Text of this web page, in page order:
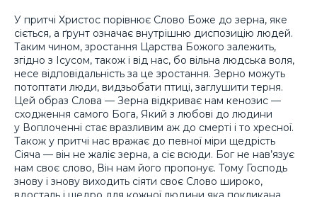
У притчі Христос порівнює Слово Боже до зерна, яке
сіється, а ґрунт означає внутрішню диспозицію людей.
Таким чином, зростання Царства Божого залежить,
згідно з Ісусом, також і від нас, бо вільна людська воля,
несе відповідальність за це зростання. Зерно можуть
потоптати люди, видзьобати птиці, заглушити терня.
Цей образ Слова — Зерна відкриває нам кенозис —
сходження самого Бога, Який з любові до людини
у Воплоченні стає вразливим аж до смерті і то хресної.
Також у притчі нас вражає до певної міри щедрість
Сіяча — він не жаліє зерна, а сіє всюди. Бог не нав’язує
нам своє слово, Він нам його пропонує. Тому Господь
знову і знову виходить сіяти своє Слово широко,